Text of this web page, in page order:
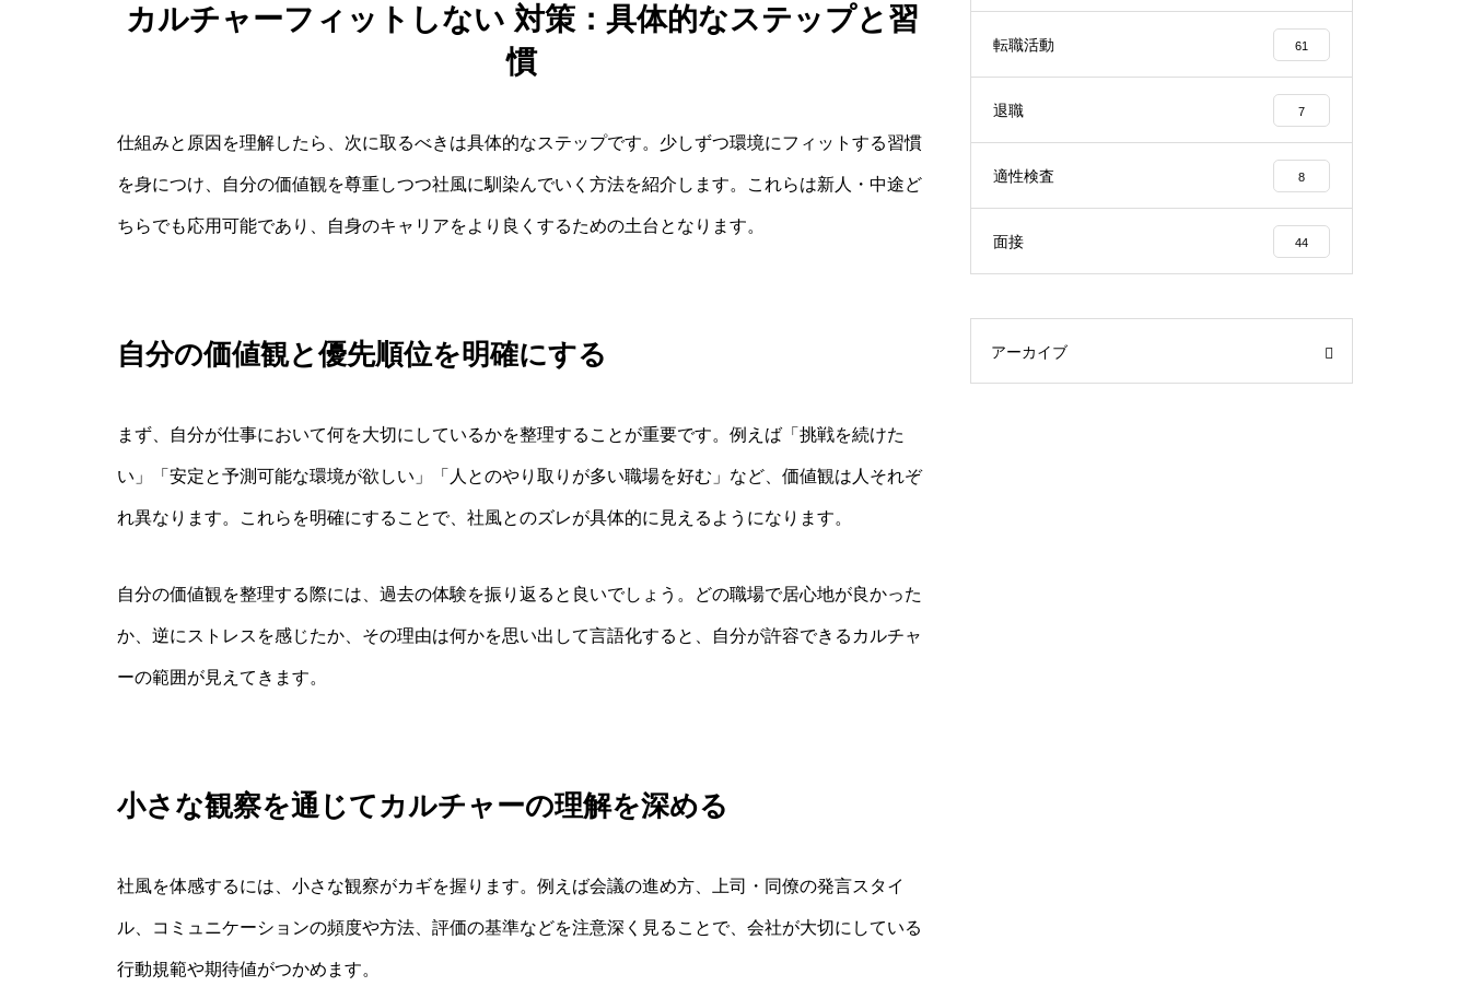
カルチャーフィットしない 対策：具体的なステップと習
慣
仕組みと原因を理解したら、次に取るべきは具体的なステップです。少しずつ環境にフィットする習慣
を身につけ、自分の価値観を尊重しつつ社風に馴染んでいく方法を紹介します。これらは新人・中途ど
ちらでも応用可能であり、自身のキャリアをより良くするための土台となります。
自分の価値観と優先順位を明確にする
まず、自分が仕事において何を大切にしているかを整理することが重要です。例えば「挑戦を続けた
い」「安定と予測可能な環境が欲しい」「人とのやり取りが多い職場を好む」など、価値観は人それぞ
れ異なります。これらを明確にすることで、社風とのズレが具体的に見えるようになります。
自分の価値観を整理する際には、過去の体験を振り返ると良いでしょう。どの職場で居心地が良かった
か、逆にストレスを感じたか、その理由は何かを思い出して言語化すると、自分が許容できるカルチャ
ーの範囲が見えてきます。
小さな観察を通じてカルチャーの理解を深める
社風を体感するには、小さな観察がカギを握ります。例えば会議の進め方、上司・同僚の発言スタイ
ル、コミュニケーションの頻度や方法、評価の基準などを注意深く見ることで、会社が大切にしている
行動規範や期待値がつかめます。
転職活動 61
退職 7
適性検査 8
面接 44
アーカイブ